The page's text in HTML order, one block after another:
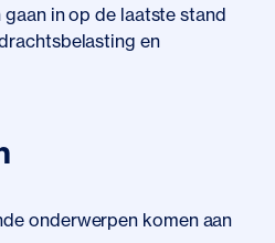
in op de laatste stand
en
onderwerpen komen aan